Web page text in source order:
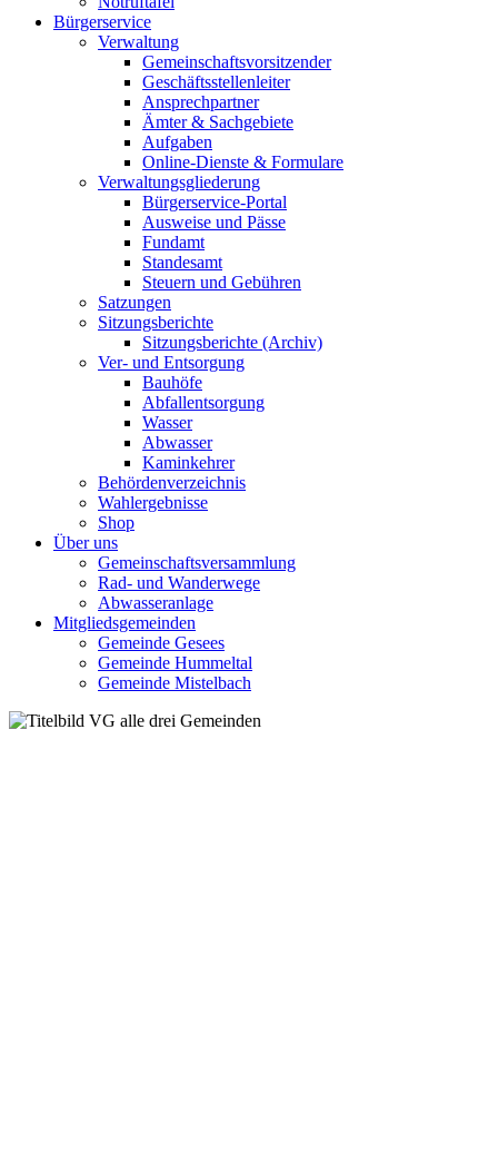
Bürgerservice
Verwaltung
Gemeinschaftsvorsitzender
Geschäftsstellenleiter
Ansprechpartner
Ämter & Sachgebiete
Aufgaben
Online-Dienste & Formulare
Verwaltungsgliederung
Bürgerservice-Portal
Ausweise und Pässe
Fundamt
Standesamt
Steuern und Gebühren
Satzungen
Sitzungsberichte
Sitzungsberichte (Archiv)
Ver- und Entsorgung
Bauhöfe
Abfallentsorgung
Wasser
Abwasser
Kaminkehrer
Behördenverzeichnis
Wahlergebnisse
Shop
Über uns
Gemeinschaftsversammlung
Rad- und Wanderwege
Abwasseranlage
Mitgliedsgemeinden
Gemeinde Gesees
Gemeinde Hummeltal
Gemeinde Mistelbach